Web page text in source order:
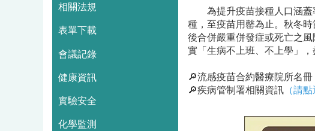
相關法規
表單下載
會議記錄
健康資訊
實驗安全
化學監測
為提升疫苗接種人口涵蓋
種，至疫苗用罄為止。秋冬
後合併嚴重併發症或死亡之
實「生病不上班、不上學」
🔎流感疫苗合約醫療院所名冊
🔎疾病管制署相關資訊（請點